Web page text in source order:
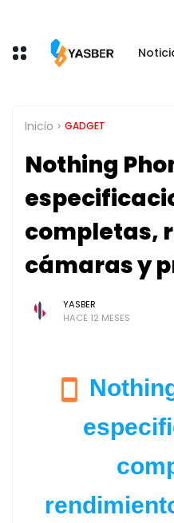
Inicio GADGET
Nothing
completas,
cámaras y
YASBER
HACE 12 MESES
smartphone